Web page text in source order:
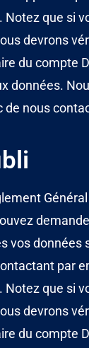
. Notez que si
devrons
du compte
données.
nous
vos données
par
. Notez que si
devrons
du compte